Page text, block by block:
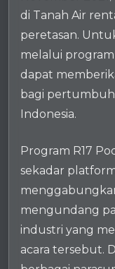
di Tanah Air
peretasan.
melalui program
dapat
bagi
Indonesia.
Program R17
sekadar
mengundang
industri yang
acara tersebut.